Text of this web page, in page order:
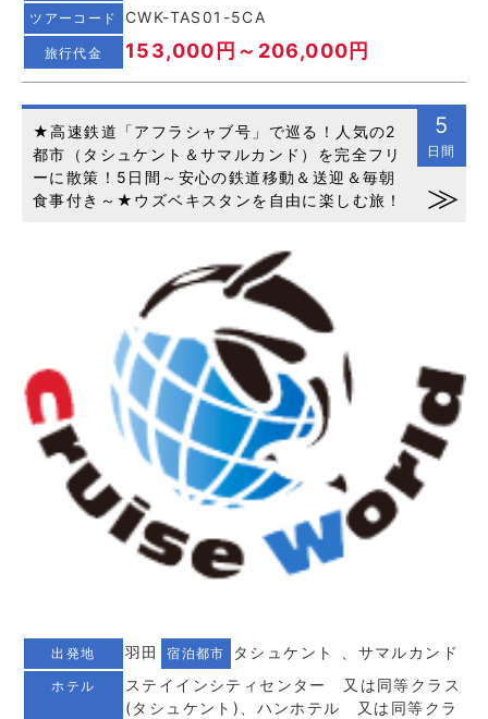
ツアーコード CWK-TAS01-5CA
旅行代金 153,000円～206,000円
5
日間
★高速鉄道「アフラシャブ号」で巡る！人気の2
都市（タシュケント＆サマルカンド）を完全フリ
ーに散策！5日間～安心の鉄道移動＆送迎＆毎朝
食事付き～★ウズベキスタンを自由に楽しむ旅！
出発地 羽田 宿泊都市 タシュケント 、サマルカンド
ホテル
ステイインシティセンター 又は同等クラス
(タシュケント)、ハンホテル 又は同等クラ